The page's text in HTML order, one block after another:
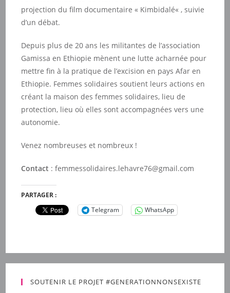
projection du film documentaire « Kimbidalé« , suivie
d’un débat.
Depuis plus de 20 ans les militantes de l’association
Gamissa en Ethiopie mènent une lutte acharnée pour
mettre fin à la pratique de l’excision en pays Afar en
Ethiopie. Femmes solidaires soutient leurs actions en
créant la maison des femmes solidaires, lieu de
protection, lieu où elles sont accompagnées vers une
autonomie.
Venez nombreuses et nombreux !
Contact :femmessolidaires.lehavre76@gmail.com
PARTAGER :
Telegram
WhatsApp
SOUTENIR LE PROJET #GENERATIONNONSEXISTE